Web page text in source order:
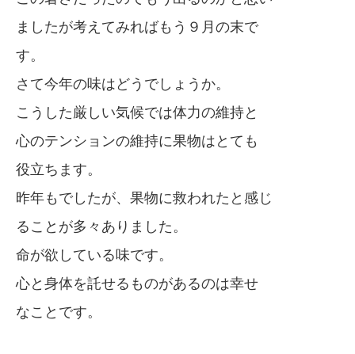
ましたが考えてみればもう９月の末で
す。
さて今年の味はどうでしょうか。
こうした厳しい気候では体力の維持と
心のテンションの維持に果物はとても
役立ちます。
昨年もでしたが、果物に救われたと感じ
ることが多々ありました。
命が欲している味です。
心と身体を託せるものがあるのは幸せ
なことです。